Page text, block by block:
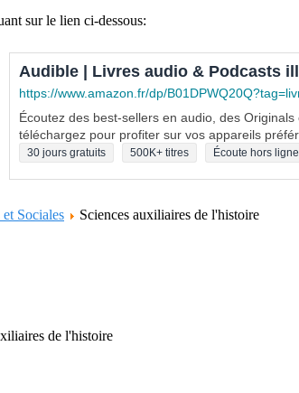
sur le lien ci-dessous:
Audible | Livres audio & Podcasts
https://www.amazon.fr/dp/
Écoutez des best-sellers en audio, des
téléchargez pour profiter sur vos appareils
30 jours gratuits 500K+ titres Écoute hors ligne
Sociales Sciences auxiliaires de l'histoire
de l'histoire